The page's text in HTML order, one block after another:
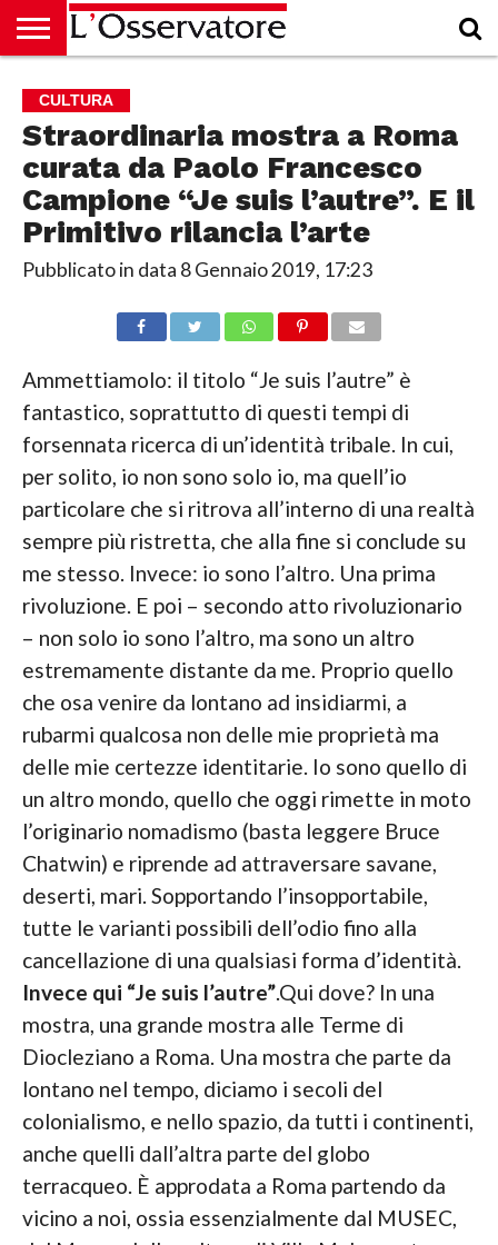
CULTURA
ECONOMIA
RUBRICHE
ARCHIVIO
PODCAST
ABBONAMENTO
CHI
SIAMO
ACCEDI
CULTURA
Straordinaria mostra a Roma
curata da Paolo Francesco
Campione “Je suis l’autre”. E il
Primitivo rilancia l’arte
Pubblicato in data 8 Gennaio 2019, 17:23
Ammettiamolo: il titolo “Je suis l’autre” è
fantastico, soprattutto di questi tempi di
forsennata ricerca di un’identità tribale. In cui,
per solito, io non sono solo io, ma quell’io
particolare che si ritrova all’interno di una realtà
sempre più ristretta, che alla fine si conclude su
me stesso. Invece: io sono l’altro. Una prima
rivoluzione. E poi – secondo atto rivoluzionario
– non solo io sono l’altro, ma sono un altro
estremamente distante da me. Proprio quello
che osa venire da lontano ad insidiarmi, a
rubarmi qualcosa non delle mie proprietà ma
delle mie certezze identitarie. Io sono quello di
un altro mondo, quello che oggi rimette in moto
l’originario nomadismo (basta leggere Bruce
Chatwin) e riprende ad attraversare savane,
deserti, mari. Sopportando l’insopportabile,
tutte le varianti possibili dell’odio fino alla
cancellazione di una qualsiasi forma d’identità.
Invece qui “Je suis l’autre”.Qui dove? In una
mostra, una grande mostra alle Terme di
Diocleziano a Roma. Una mostra che parte da
lontano nel tempo, diciamo i secoli del
colonialismo, e nello spazio, da tutti i continenti,
anche quelli dall’altra parte del globo
terracqueo. È approdata a Roma partendo da
vicino a noi, ossia essenzialmente dal MUSEC,